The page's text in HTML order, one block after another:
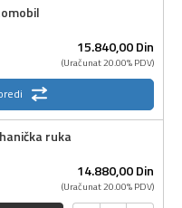
15.840,00Din
(Uračunat 20.00% PDV)
ruka
14.880,00Din
(Uračunat 20.00% PDV)